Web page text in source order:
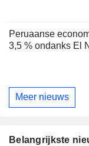
Peruaanse
3,5 % ondanks El
Meer nieuws
Belangrijkste